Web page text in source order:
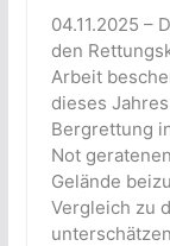
04.11.2025 –
den
Arbeit
dieses
Bergrettung
Not
Gelände
Vergleich zu